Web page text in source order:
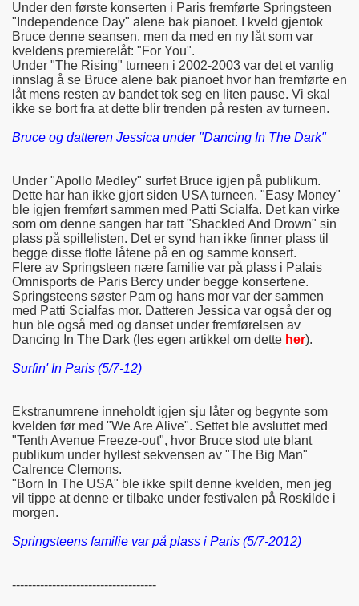
Under den første konserten i Paris fremførte Springsteen
"Independence Day" alene bak pianoet. I kveld gjentok
Bruce denne seansen, men da med en ny låt som var
kveldens premierelåt: "For You".
Under "The Rising" turneen i 2002-2003 var det et vanlig
innslag å se Bruce alene bak pianoet hvor han fremførte en
låt mens resten av bandet tok seg en liten pause. Vi skal
ikke se bort fra at dette blir trenden på resten av turneen.
Bruce og datteren Jessica under "Dancing In The Dark"
Under "Apollo Medley" surfet Bruce igjen på publikum.
Dette har han ikke gjort siden USA turneen. "Easy Money"
ble igjen fremført sammen med Patti Scialfa. Det kan virke
som om denne sangen har tatt "Shackled And Drown" sin
plass på spillelisten. Det er synd han ikke finner plass til
begge disse flotte låtene på en og samme konsert.
Flere av Springsteen nære familie var på plass i Palais
Omnisports de Paris Bercy under begge konsertene.
Springsteens søster Pam og hans mor var der sammen
med Patti Scialfas mor. Datteren Jessica var også der og
hun ble også med og danset under fremførelsen av
Dancing In The Dark (les egen artikkel om dette her).
Surfin' In Paris (5/7-12)
Ekstranumrene inneholdt igjen sju låter og begynte som
kvelden før med "We Are Alive". Settet ble avsluttet med
"Tenth Avenue Freeze-out", hvor Bruce stod ute blant
publikum under hyllest sekvensen av "The Big Man"
Calrence Clemons.
"Born In The USA" ble ikke spilt denne kvelden, men jeg
vil tippe at denne er tilbake under festivalen på Roskilde i
morgen.
Springsteens familie var på plass i Paris (5/7-2012)
------------------------------------